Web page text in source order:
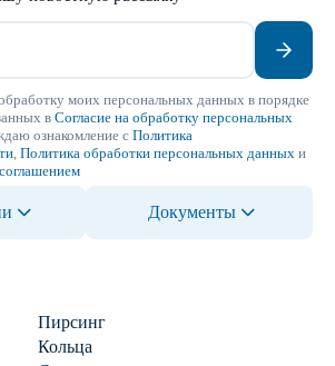
моих персональных данных в порядке
в Согласие на обработку персональных
ознакомление с Политика
Политика обработки персональных данных и
Документы
Пирсинг
Кольца